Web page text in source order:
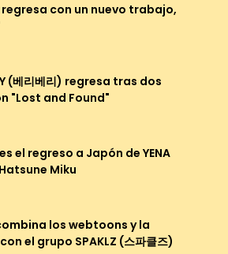
regresa con un nuevo trabajo,
(베리베리) regresa tras dos
"Lost and Found"
el regreso a Japón de YENA
Miku
los webtoons y la
el grupo SPAKLZ (스파클즈)